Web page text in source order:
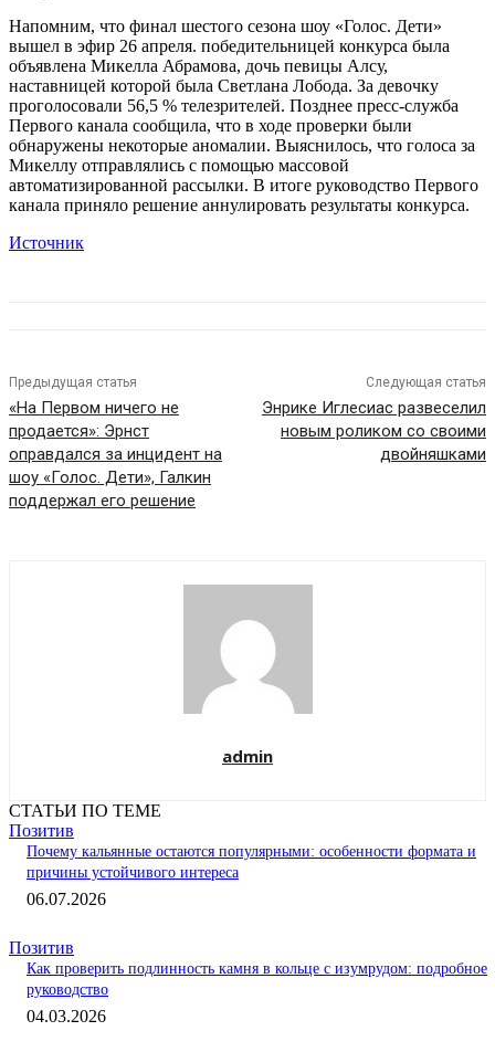
Напомним, что финал шестого сезона шоу «Голос. Дети»
вышел в эфир 26 апреля. победительницей конкурса была
объявлена Микелла Абрамова, дочь певицы Алсу,
наставницей которой была Светлана Лобода. За девочку
проголосовали 56,5 % телезрителей. Позднее пресс-служба
Первого канала сообщила, что в ходе проверки были
обнаружены некоторые аномалии. Выяснилось, что голоса за
Микеллу отправлялись с помощью массовой
автоматизированной рассылки. В итоге руководство Первого
канала приняло решение аннулировать результаты конкурса.
Источник
Предыдущая статья
«На Первом ничего не
продается»: Эрнст
оправдался за инцидент на
шоу «Голос. Дети», Галкин
поддержал его решение
Следующая статья
Энрике Иглесиас развеселил
новым роликом со своими
двойняшками
admin
СТАТЬИ ПО ТЕМЕ
Позитив
Почему кальянные остаются популярными: особенности формата и
причины устойчивого интереса
06.07.2026
Позитив
Как проверить подлинность камня в кольце с изумрудом: подробное
руководство
04.03.2026